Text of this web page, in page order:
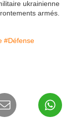
ukrainienne
armés.
#Défense